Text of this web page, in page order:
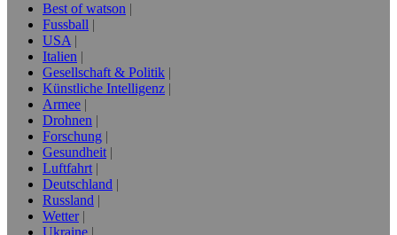
Best of watson
Fussball
USA
Italien
Gesellschaft & Politik
Künstliche Intelligenz
Armee
Drohnen
Forschung
Gesundheit
Luftfahrt
Deutschland
Russland
Wetter
Ukraine